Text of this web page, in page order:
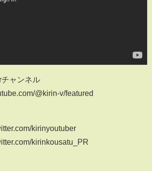
ャンネル
@kirin-v/featured
kirinyoutuber
kirinkousatu_PR